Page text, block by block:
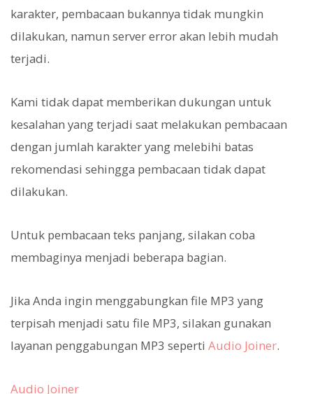
karakter, pembacaan bukannya tidak mungkin
dilakukan, namun server error akan lebih mudah
terjadi.
Kami tidak dapat memberikan dukungan untuk
kesalahan yang terjadi saat melakukan pembacaan
dengan jumlah karakter yang melebihi batas
rekomendasi sehingga pembacaan tidak dapat
dilakukan.
Untuk pembacaan teks panjang, silakan coba
membaginya menjadi beberapa bagian.
Jika Anda ingin menggabungkan file MP3 yang
terpisah menjadi satu file MP3, silakan gunakan
layanan penggabungan MP3 seperti Audio Joiner.
Audio Joiner